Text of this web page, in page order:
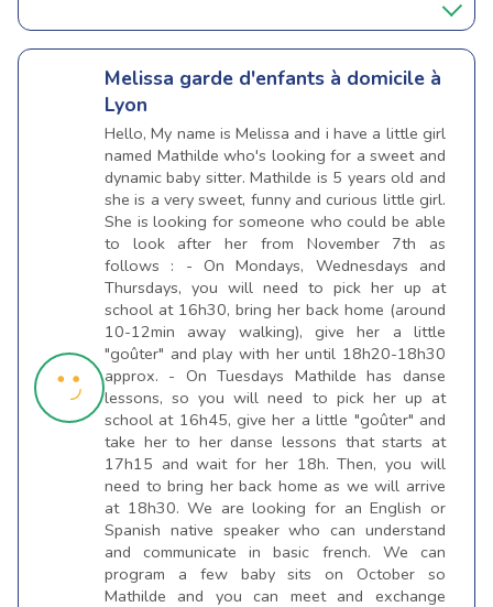
Melissa garde d'enfants à domicile à
Lyon
Hello, My name is Melissa and i have a little girl
named Mathilde who's looking for a sweet and
dynamic baby sitter. Mathilde is 5 years old and
she is a very sweet, funny and curious little girl.
She is looking for someone who could be able
to look after her from November 7th as
follows : - On Mondays, Wednesdays and
Thursdays, you will need to pick her up at
school at 16h30, bring her back home (around
10-12min away walking), give her a little
"goûter" and play with her until 18h20-18h30
approx. - On Tuesdays Mathilde has danse
lessons, so you will need to pick her up at
school at 16h45, give her a little "goûter" and
take her to her danse lessons that starts at
17h15 and wait for her 18h. Then, you will
need to bring her back home as we will arrive
at 18h30. We are looking for an English or
Spanish native speaker who can understand
and communicate in basic french. We can
program a few baby sits on October so
Mathilde and you can meet and exchange